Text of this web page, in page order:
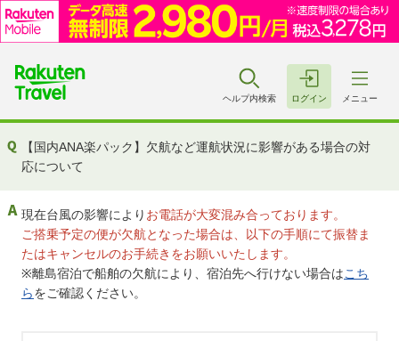
ヘルプ内検索 ログイン メニュー
【国内ANA楽パック】欠航など運航状況に影響がある場合の対
応について
現在台風の影響により お電話が大変混み合っております。
ご搭乗予定の便が欠航となった場合は、以下の手順にて振替ま
たはキャンセルのお手続きをお願いいたします。
※離島宿泊で船舶の欠航により、宿泊先へ行けない場合はこち
らをご確認ください。